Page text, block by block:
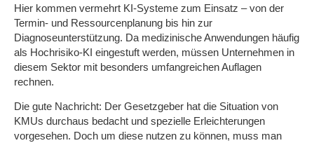
Hier kommen vermehrt KI-Systeme zum Einsatz – von der
Termin- und Ressourcenplanung bis hin zur
Diagnoseunterstützung. Da medizinische Anwendungen häufig
als Hochrisiko-KI eingestuft werden, müssen Unternehmen in
diesem Sektor mit besonders umfangreichen Auflagen
rechnen.
Die gute Nachricht: Der Gesetzgeber hat die Situation von
KMUs durchaus bedacht und spezielle Erleichterungen
vorgesehen. Doch um diese nutzen zu können, muss man